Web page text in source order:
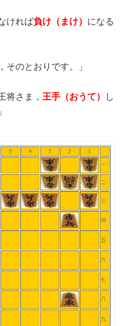
ければ負け（まけ） になる
のとおりです。」
さま， 王手（おうて）
し